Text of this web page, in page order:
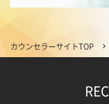
カウンセラーサイトTOP